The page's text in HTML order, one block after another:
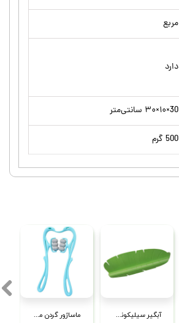
مربع
دارد
30×۱۰×۳۰ سانتی‌متر
500 گرم
ماساژور گردن مدل Roller
آبگیر سیلیکونی سینک مدل برگ